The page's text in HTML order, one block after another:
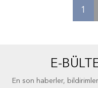
1
E-
En son haberler,